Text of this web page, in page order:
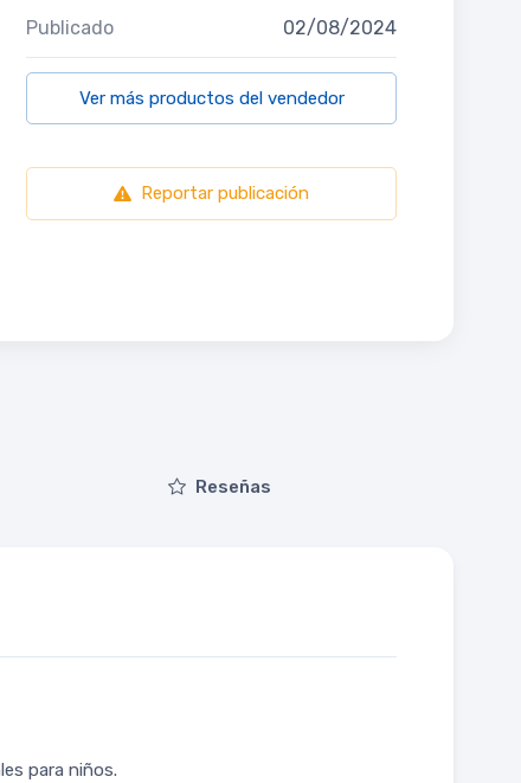
Publicado 02/08/2024
Ver más productos del vendedor
Reportar publicación
Reseñas
para niños.